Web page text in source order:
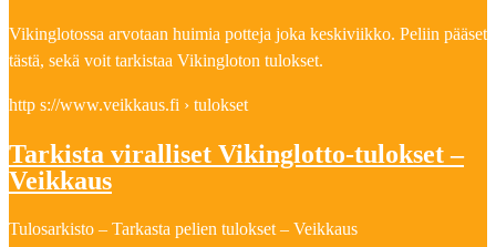
Vikinglotossa arvotaan huimia potteja joka keskiviikko. Peliin pääset
tästä, sekä voit tarkistaa Vikingloton tulokset.
http s://www.veikkaus.fi › tulokset
Tarkista viralliset Vikinglotto-tulokset –
Veikkaus
Tulosarkisto – Tarkasta pelien tulokset – Veikkaus